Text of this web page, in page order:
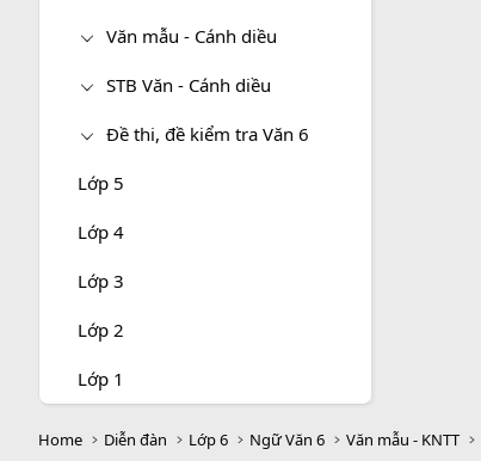
Văn mẫu - Cánh diều
STB Văn - Cánh diều
Đề thi, đề kiểm tra Văn 6
Lớp 5
Lớp 4
Lớp 3
Lớp 2
Lớp 1
Home Diễn đàn Lớp 6 Ngữ Văn 6 Văn mẫu - KNTT